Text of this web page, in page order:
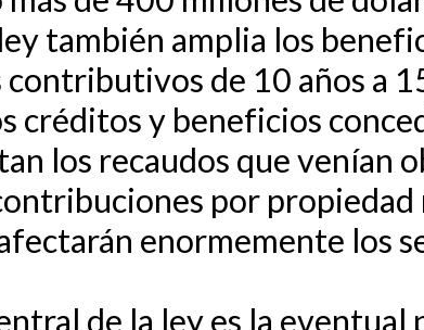
también amplia los
de 10 años a
créditos y beneficios
los recaudos que venían
por
enormemente los
de la ley es la